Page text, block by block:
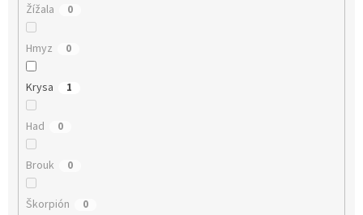
Žížala 0
Hmyz 0
Krysa 1
Had 0
Brouk 0
Škorpión 0